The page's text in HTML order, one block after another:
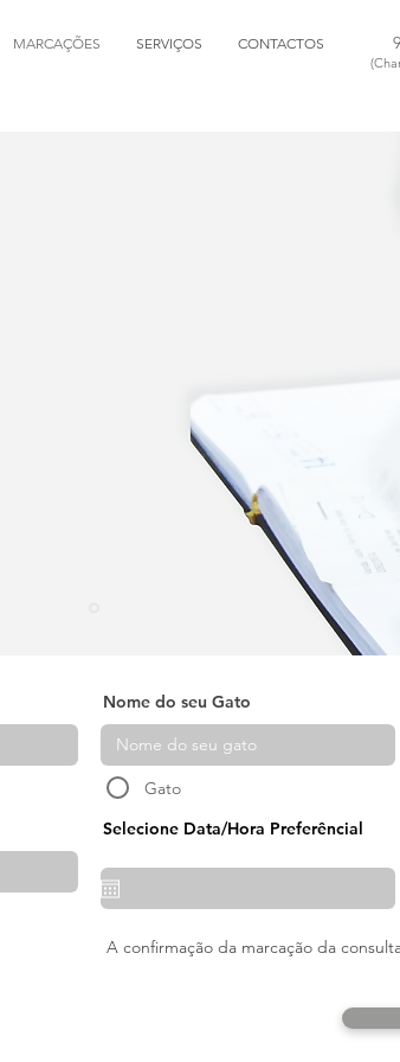
MARCAÇÕES SERVIÇOS CONTACTOS
Nome do seu Gato
Gato
Selecione Data/Hora Preferêncial
q
u
i
e
d
A confirmação da marcação da